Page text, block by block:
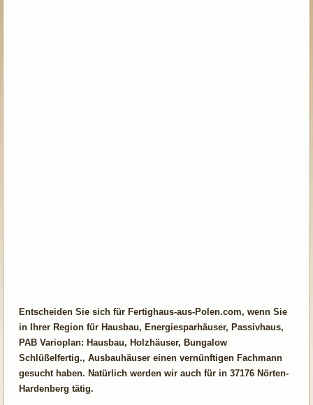
Entscheiden Sie sich für Fertighaus-aus-Polen.com, wenn Sie
in Ihrer Region für Hausbau, Energiesparhäuser, Passivhaus,
PAB Varioplan: Hausbau, Holzhäuser, Bungalow
Schlüßelfertig., Ausbauhäuser einen vernünftigen Fachmann
gesucht haben. Natürlich werden wir auch für in 37176 Nörten-
Hardenberg tätig.